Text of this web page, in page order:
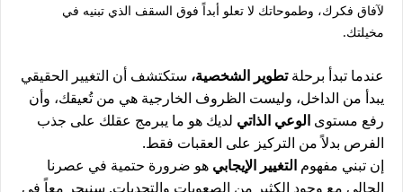
لآفاق فكرك، وطموحاتك لا تعلو أبداً فوق السقف الذي تبنيه في
مخيلتك.
عندما تبدأ برحلةتطوير الشخصية، ستكتشف أن التغيير الحقيقي
يبدأ من الداخل، وليست الظروف الخارجية هي من تُعيقك، وأن
رفع مستوى الوعي الذاتي لديك هو ما يبرمج عقلك على جذب
الفرص بدلاً من التركيز على العقبات فقط.
إن تبني مفهوم التغيير الإيجابي هو ضرورة حتمية في عصرنا
الحالي مع وجود الكثير من الصعوبات والتحديات. سنبحر معاً في